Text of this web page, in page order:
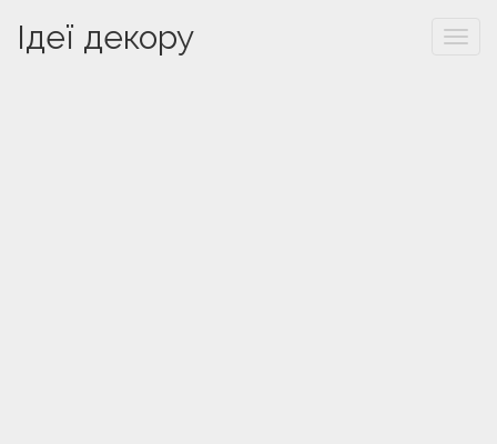
Ідеї декору